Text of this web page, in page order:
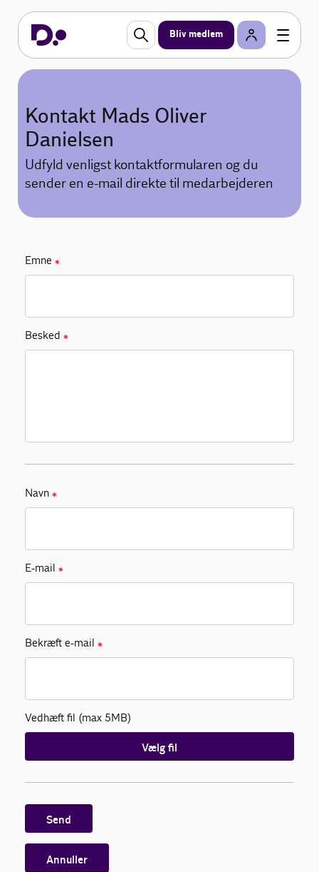
Bliv medlem
Kontakt Mads Oliver
Danielsen
Udfyld venligst kontaktformularen og du
sender en e-mail direkte til medarbejderen
Emne ✱
Besked ✱
Navn ✱
E-mail ✱
Bekræft e-mail ✱
Vedhæft fil (max 5MB)
Vælg fil
Send
Annuller